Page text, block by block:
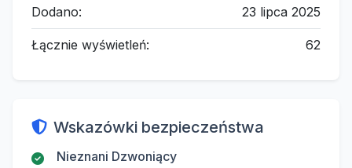
Dodano: 23 lipca 2025
Łącznie wyświetleń: 62
Wskazówki bezpieczeństwa
Nieznani Dzwoniący